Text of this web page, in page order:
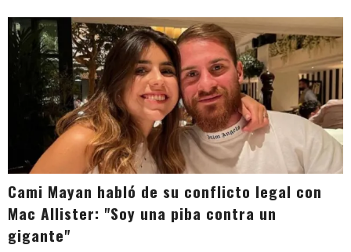
Cami Mayan habló de su conflicto legal con
Mac Allister: "Soy una piba contra un
gigante"